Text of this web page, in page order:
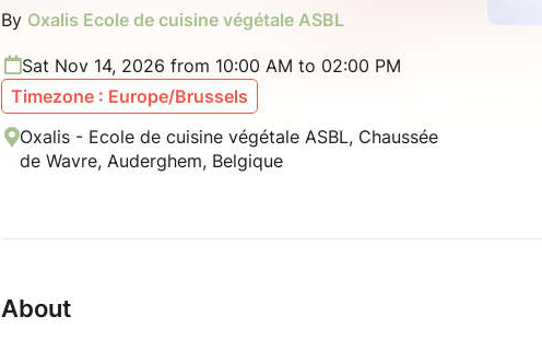
By Oxalis Ecole de cuisine végétale ASBL
Sat Nov 14, 2026 from 10:00 AM to 02:00 PM
Timezone : Europe/Brussels
Oxalis - Ecole de cuisine végétale ASBL, Chaussée
de Wavre, Auderghem, Belgique
About